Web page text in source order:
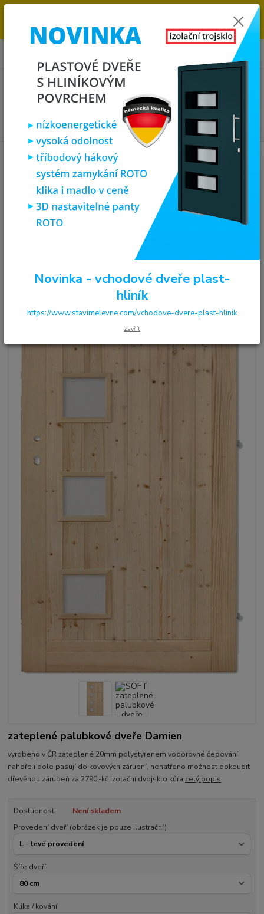
OBJEDNÁVKOU. MÁME 7 000 OKEN A DVEŘÍ SKLADEM U NÁS V
KLATOVECH.
0
0,00 Kč
Vchodové dveře SOFT zateplené palubkové dveře Damien
SOFT zateplené palubkové dveře
Damien
zateplené palubkové dveře Damien
vyrobeno v ČR zateplené 20mm polystyrenem vodorovné čepování
nahoře i dole pasují do kovových zárubní, nenatřeno možnost dokoupit
dřevěnou zárubeň za 2790,-kč izolační dvojsklo kůra celý popis
Dostupnost
Není skladem
Provedení dveří (obrázek je pouze ilustrační)
Šíře dveří
Klika / kování
Novinka - vchodové dveře plast-
hliník
https://www.stavimelevne.com/vchodove-dvere-plast-hlinik
Zavřít